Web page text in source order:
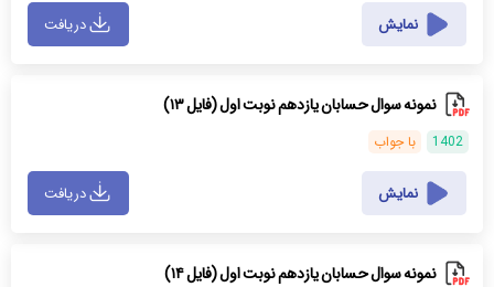
نمایش دریافت
نمونه سوال حسابان یازدهم نوبت اول (فایل ۱۳)
1402 با جواب
نمایش دریافت
نمونه سوال حسابان یازدهم نوبت اول (فایل ۱۴)